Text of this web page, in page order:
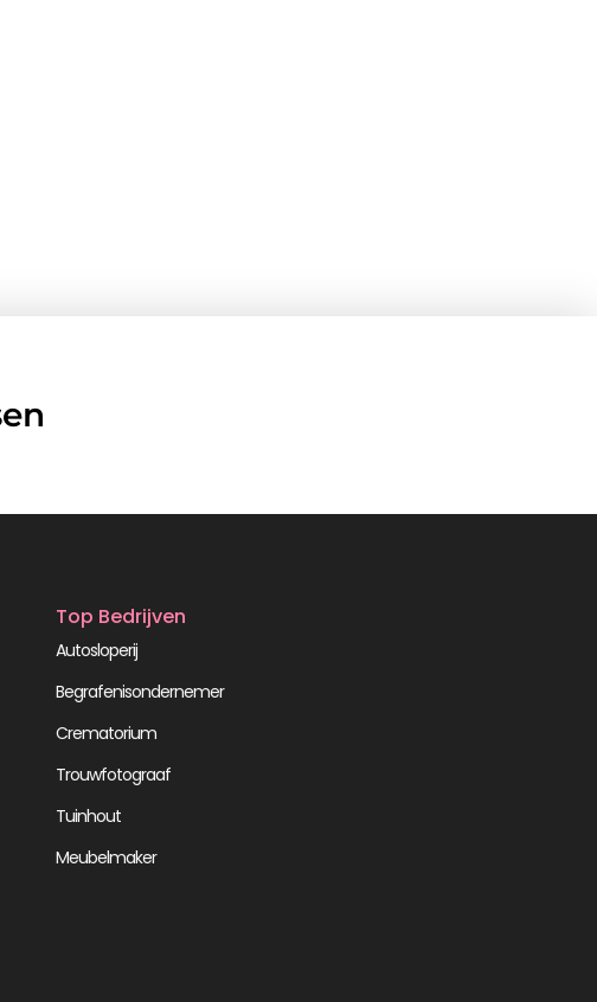
Top Bedrijven
Autosloperij
Begrafenisondernemer
Crematorium
Trouwfotograaf
Tuinhout
Meubelmaker